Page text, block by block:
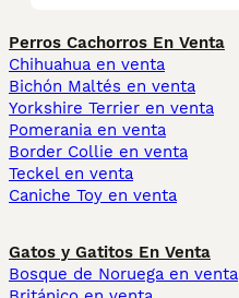
Perros Cachorros En Venta
Chihuahua en venta
Bichón Maltés en venta
Yorkshire Terrier en venta
Pomerania en venta
Border Collie en venta
Teckel en venta
Caniche Toy en venta
Gatos y Gatitos En Venta
Bosque de Noruega en venta